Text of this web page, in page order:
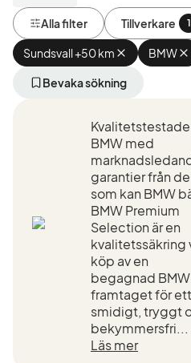
Alla filter Tillverkare 1
Sundsvall +50 km Ta
bort
aktivt
+50
km
(Plats)
BMW Ta
Bevaka sökning
Kvalitetstestade
BMW med
garantier från de
som kan BMW
BMW Premium
Selection är en
kvalitetssäkring
köp av en
begagnad
framtaget för ett
smidigt, tryggt
bekymmersfri...
Läs mer